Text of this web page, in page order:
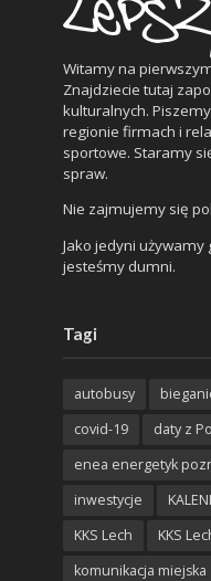
Witamy na
Znajdziecie tutaj
kulturalnych.
regionie firmach i
sportowe. Staramy
spraw.
Nie zajmujemy się
Jako jedyni
jesteśmy dumni.
Tagi
autobusy
covid-19
daty z
enea energetyk
inwestycje
KKS Lech
KKS
komunikacja miejska